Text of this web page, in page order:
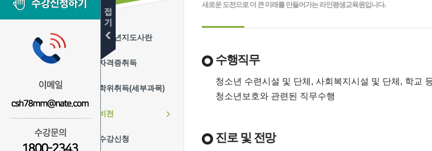
청소년지도사란
자격증취득
학위취득(세부과목)
비전
수강신청
새로운 도전으로 더 큰 미래를 만들어가는 라인평생교육원입니다.
수행직무
청소년 수련시설 및 단체, 사회복지시설 및 단체, 학교
청소년보호와 관련된 직무수행
진로 및 전망